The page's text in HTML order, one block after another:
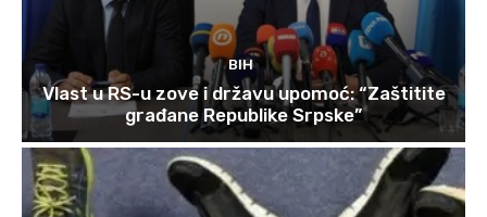
BIH
Vlast u RS-u zove i državu upomoć: “Zaštitite
građane Republike Srpske”